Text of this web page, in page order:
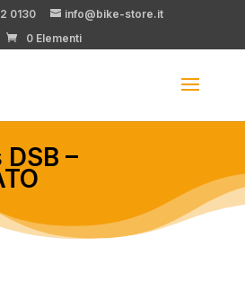
0130
info@bike-store.it
0 Elementi
–